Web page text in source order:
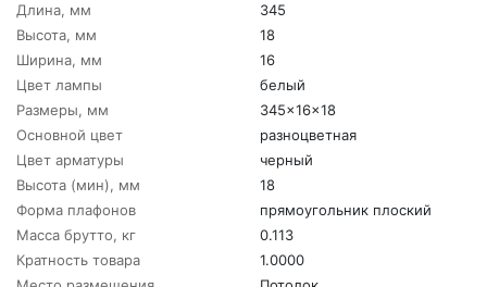
Длина, мм
345
Высота, мм
18
Ширина, мм
16
Цвет лампы
белый
Размеры, мм
345x16x18
Основной цвет
разноцветная
Цвет арматуры
черный
Высота (мин), мм
18
Форма плафонов
прямоугольник плоский
Масса брутто, кг
0.113
Кратность товара
1.0000